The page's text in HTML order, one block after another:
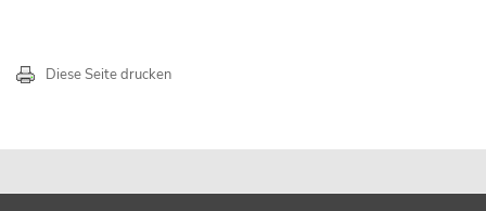
Diese Seite drucken